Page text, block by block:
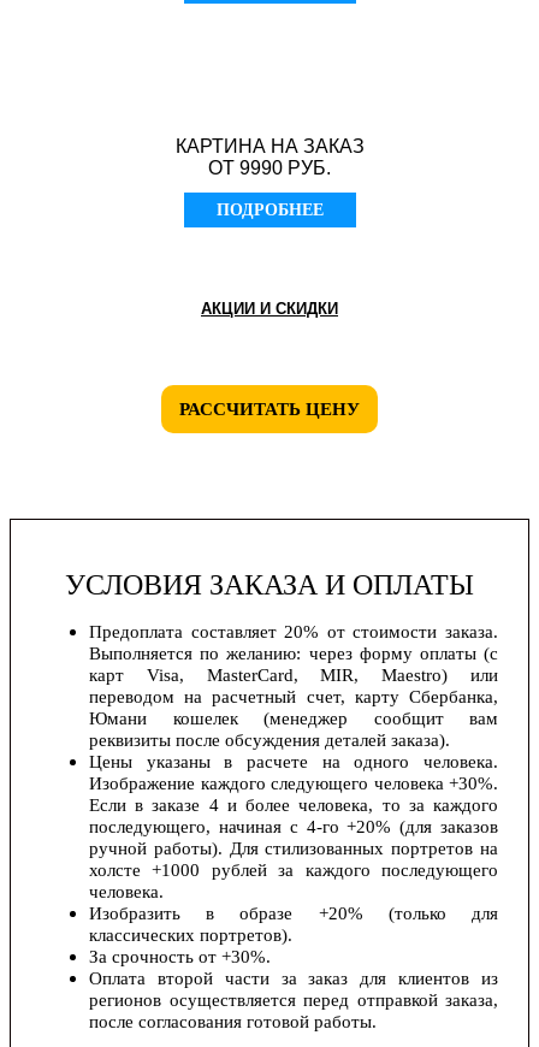
КАРТИНА НА ЗАКАЗ
ОТ 9990 РУБ.
ПОДРОБНЕЕ
АКЦИИ И СКИДКИ
РАССЧИТАТЬ ЦЕНУ
УСЛОВИЯ ЗАКАЗА И ОПЛАТЫ
Предоплата составляет 20% от стоимости заказа.
Выполняется по желанию: через форму оплаты (с
карт Visa, MasterCard, MIR, Maestro) или
переводом на расчетный счет, карту Сбербанка,
Юмани кошелек (менеджер сообщит вам
реквизиты после обсуждения деталей заказа).
Цены указаны в расчете на одного человека.
Изображение каждого следующего человека +30%.
Если в заказе 4 и более человека, то за каждого
последующего, начиная с 4-го +20% (для заказов
ручной работы). Для стилизованных портретов на
холсте +1000 рублей за каждого последующего
человека.
Изобразить в образе +20% (только для
классических портретов).
За срочность от +30%.
Оплата второй части за заказ для клиентов из
регионов осуществляется перед отправкой заказа,
после согласования готовой работы.